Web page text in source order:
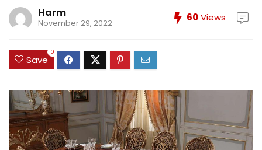
Harm
November 29, 2022 60Views
Save
0